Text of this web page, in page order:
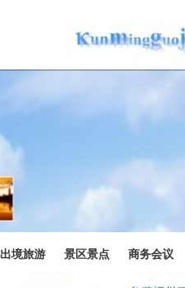
出境旅游 景区景点 商务会议